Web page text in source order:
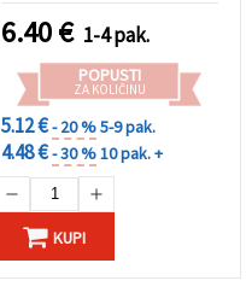
6.40€ 1-4 pak.
POPUSTI
ZA KOLIČINU
5.12 €- 20 %5-9 pak.
4.48 €- 30 %10 pak. +
KUPI